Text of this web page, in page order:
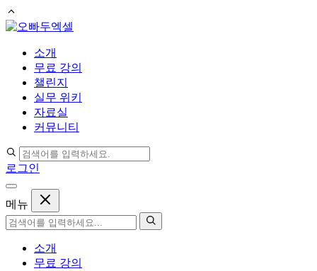
컨
소개
무료 강의
챌린지
실무 위키
자료실
커뮤니티
로그인
메뉴
소개
무료 강의